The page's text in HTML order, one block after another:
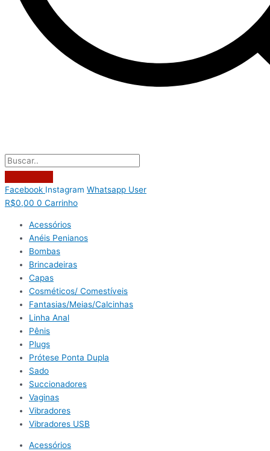
Facebook Instagram Whatsapp User
R$0,00 0 Carrinho
Acessórios
Anéis Penianos
Bombas
Brincadeiras
Capas
Cosméticos/ Comestíveis
Fantasias/Meias/Calcinhas
Linha Anal
Pênis
Plugs
Prótese Ponta Dupla
Sado
Succionadores
Vaginas
Vibradores
Vibradores USB
Acessórios